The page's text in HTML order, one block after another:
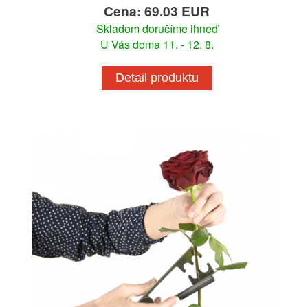
Cena: 69.03 EUR
Skladom doručíme ihneď
U Vás doma 11. - 12. 8.
Detail produktu